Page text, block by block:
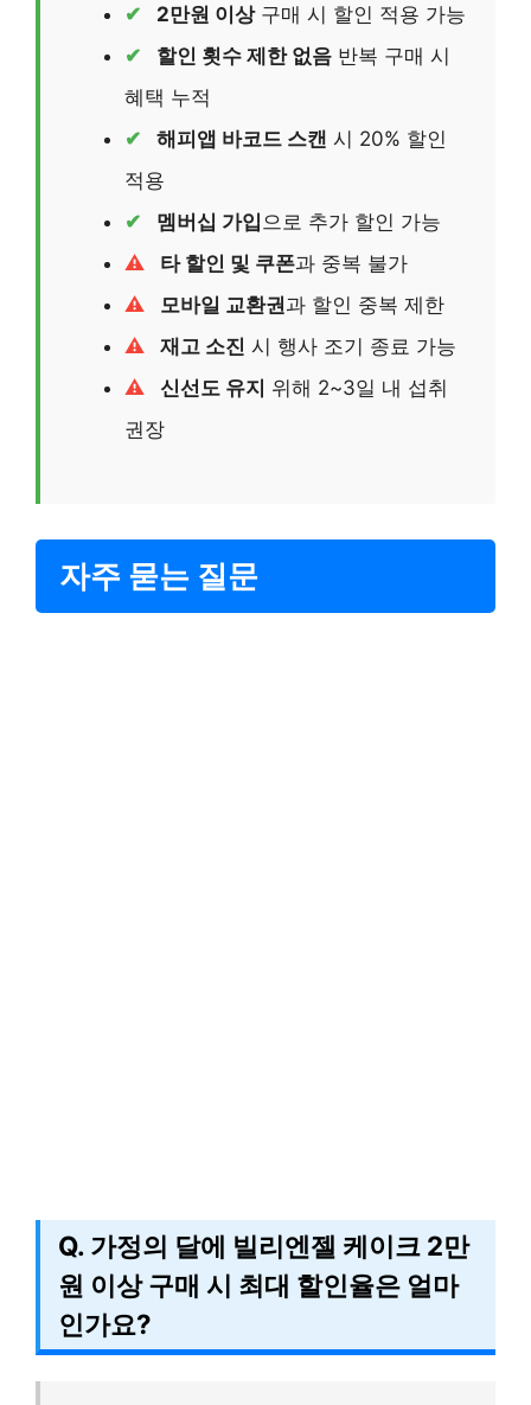
2만원 이상구매 시 할인 적용 가능
할인 횟수 제한 없음 반복 구매 시
혜택 누적
해피앱 바코드 스캔 시 20% 할인
적용
멤버십 가입 으로 추가 할인 가능
타 할인 및 쿠폰과 중복 불가
모바일 교환권과 할인 중복 제한
재고 소진 시 행사 조기 종료 가능
신선도 유지 위해 2~3일 내 섭취
권장
자주 묻는 질문
Q. 가정의 달에 빌리엔젤 케이크 2만
원 이상 구매 시 최대 할인율은 얼마
인가요?